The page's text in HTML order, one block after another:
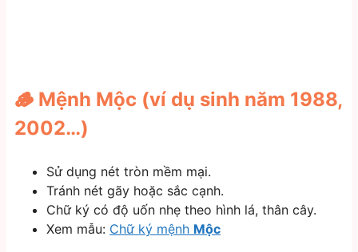
🪵 Mệnh Mộc (ví dụ sinh năm 1988,
2002…)
Sử dụng nét tròn mềm mại.
Tránh nét gãy hoặc sắc cạnh.
Chữ ký có độ uốn nhẹ theo hình lá, thân cây.
Xem mẫu: Chữ ký mệnh Mộc